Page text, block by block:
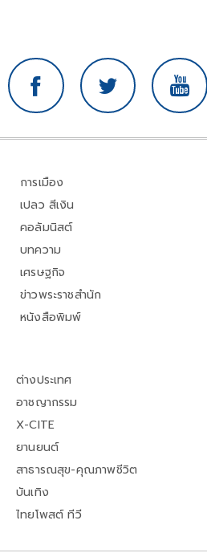
การเมือง
เปลว สีเงิน
คอลัมนิสต์
บทความ
เศรษฐกิจ
ข่าวพระราชสำนัก
หนังสือพิมพ์
ต่างประเทศ
อาชญากรรม
X-CITE
ยานยนต์
สาธารณสุข-คุณภาพชีวิต
บันเทิง
ไทยโพสต์ ทีวี